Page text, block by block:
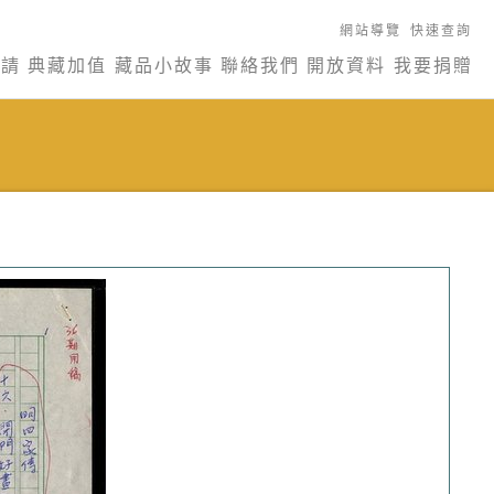
網站導覽 快速查詢
典藏加值 藏品小故事 聯絡我們 開放資料 我要捐贈